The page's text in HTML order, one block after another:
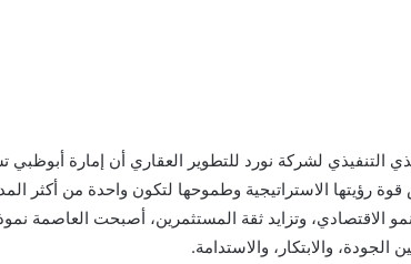
التنفيذي لشركة نورد للتطوير العقاري أن إمارة
قوة رؤيتها الاستراتيجية وطموحها لتكون واحدة من أكثر
الاقتصادي، وتزايد ثقة المستثمرين، أصبحت العاصمة
الجودة، والابتكار، والاستدامة.